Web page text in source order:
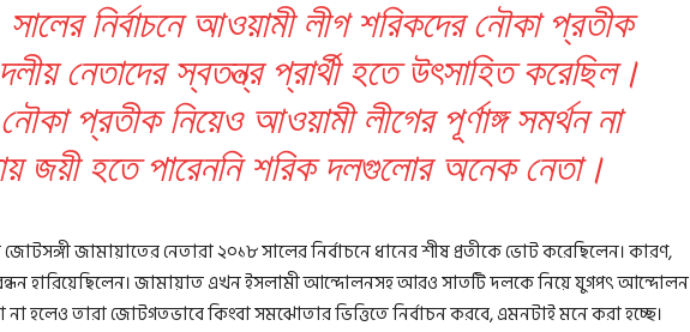
নির্বাচনে আওয়ামী লীগ শরিকদের নৌকা প্রতীক
নেতাদের স্বতন্ত্র প্রার্থী হতে উৎসাহিত করেছিল।
প্রতীক নিয়েও আওয়ামী লীগের পূর্ণাঙ্গ সমর্থন না
জয়ী হতে পারেননি শরিক দলগুলোর অনেক নেতা।
জামায়াতের নেতারা ২০১৮ সালের নির্বাচনে ধানের শীষ প্রতীকে ভোট করেছিলেন। কারণ,
হারিয়েছিলেন। জামায়াত এখন ইসলামী আন্দোলনসহ আরও সাতটি দলকে নিয়ে যুগপৎ আন্দোলন
না হলেও তারা জোটগতভাবে কিংবা সমঝোতার ভিত্তিতে নির্বাচন করবে, এমনটাই মনে করা হচ্ছে।